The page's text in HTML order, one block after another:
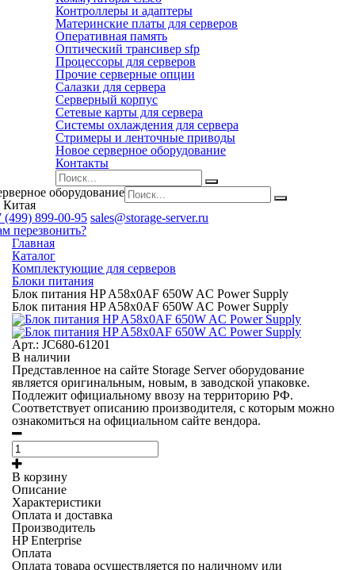
Контроллеры и адаптеры
Материнские платы для серверов
Оперативная память
Оптический трансивер sfp
Процессоры для серверов
Прочие серверные опции
Салазки для сервера
Серверный корпус
Сетевые карты для сервера
Системы охлаждения для сервера
Стримеры и ленточные приводы
Новое серверное оборудование
Контакты
оборудование
Китая
(499) 899-00-95 sales@storage-server.ru
перезвонить?
Главная
Каталог
Комплектующие для серверов
Блоки питания
Блок питания HP A58x0AF 650W AC Power Supply
Блок питания HP A58x0AF 650W AC Power Supply
Арт.: JC680-61201
В наличии
Представленное на сайте Storage Server оборудование
является оригинальным, новым, в заводской упаковке.
Подлежит официальному ввозу на территорию РФ.
Соответствует описанию производителя, с которым можно
ознакомиться на официальном сайте вендора.
В корзину
Описание
Характеристики
Оплата и доставка
Производитель
HP Enterprise
Оплата
Оплата товара осуществляется по наличному или